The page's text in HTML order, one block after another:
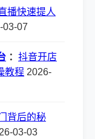
播快速提人
03-07
： 抖音开店
教程 2026-
背后的秘
03-03